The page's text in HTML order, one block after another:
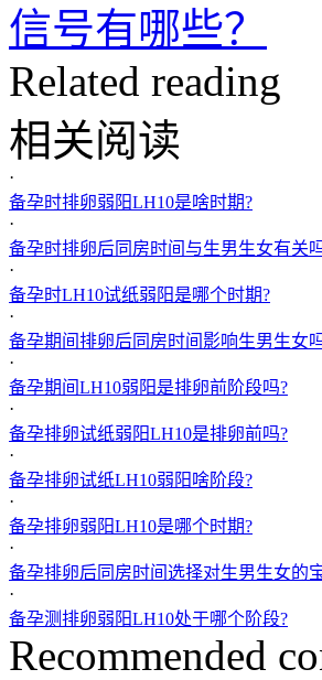
信号有哪些？
Related reading
相关阅读
·
备孕时排卵弱阳LH10是啥时期?
·
备孕时排卵后同房时间与生男生女有关
·
备孕时LH10试纸弱阳是哪个时期?
·
备孕期间排卵后同房时间影响生男生女
·
备孕期间LH10弱阳是排卵前阶段吗?
·
备孕排卵试纸弱阳LH10是排卵前吗?
·
备孕排卵试纸LH10弱阳啥阶段?
·
备孕排卵弱阳LH10是哪个时期?
·
备孕排卵后同房时间选择对生男生女的
·
备孕测排卵弱阳LH10处于哪个阶段?
Recommended